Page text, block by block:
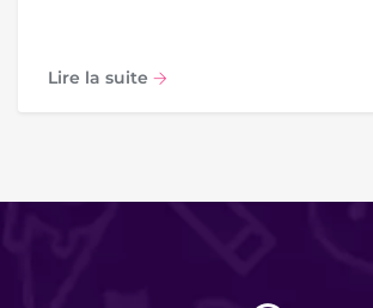
Lire la suite